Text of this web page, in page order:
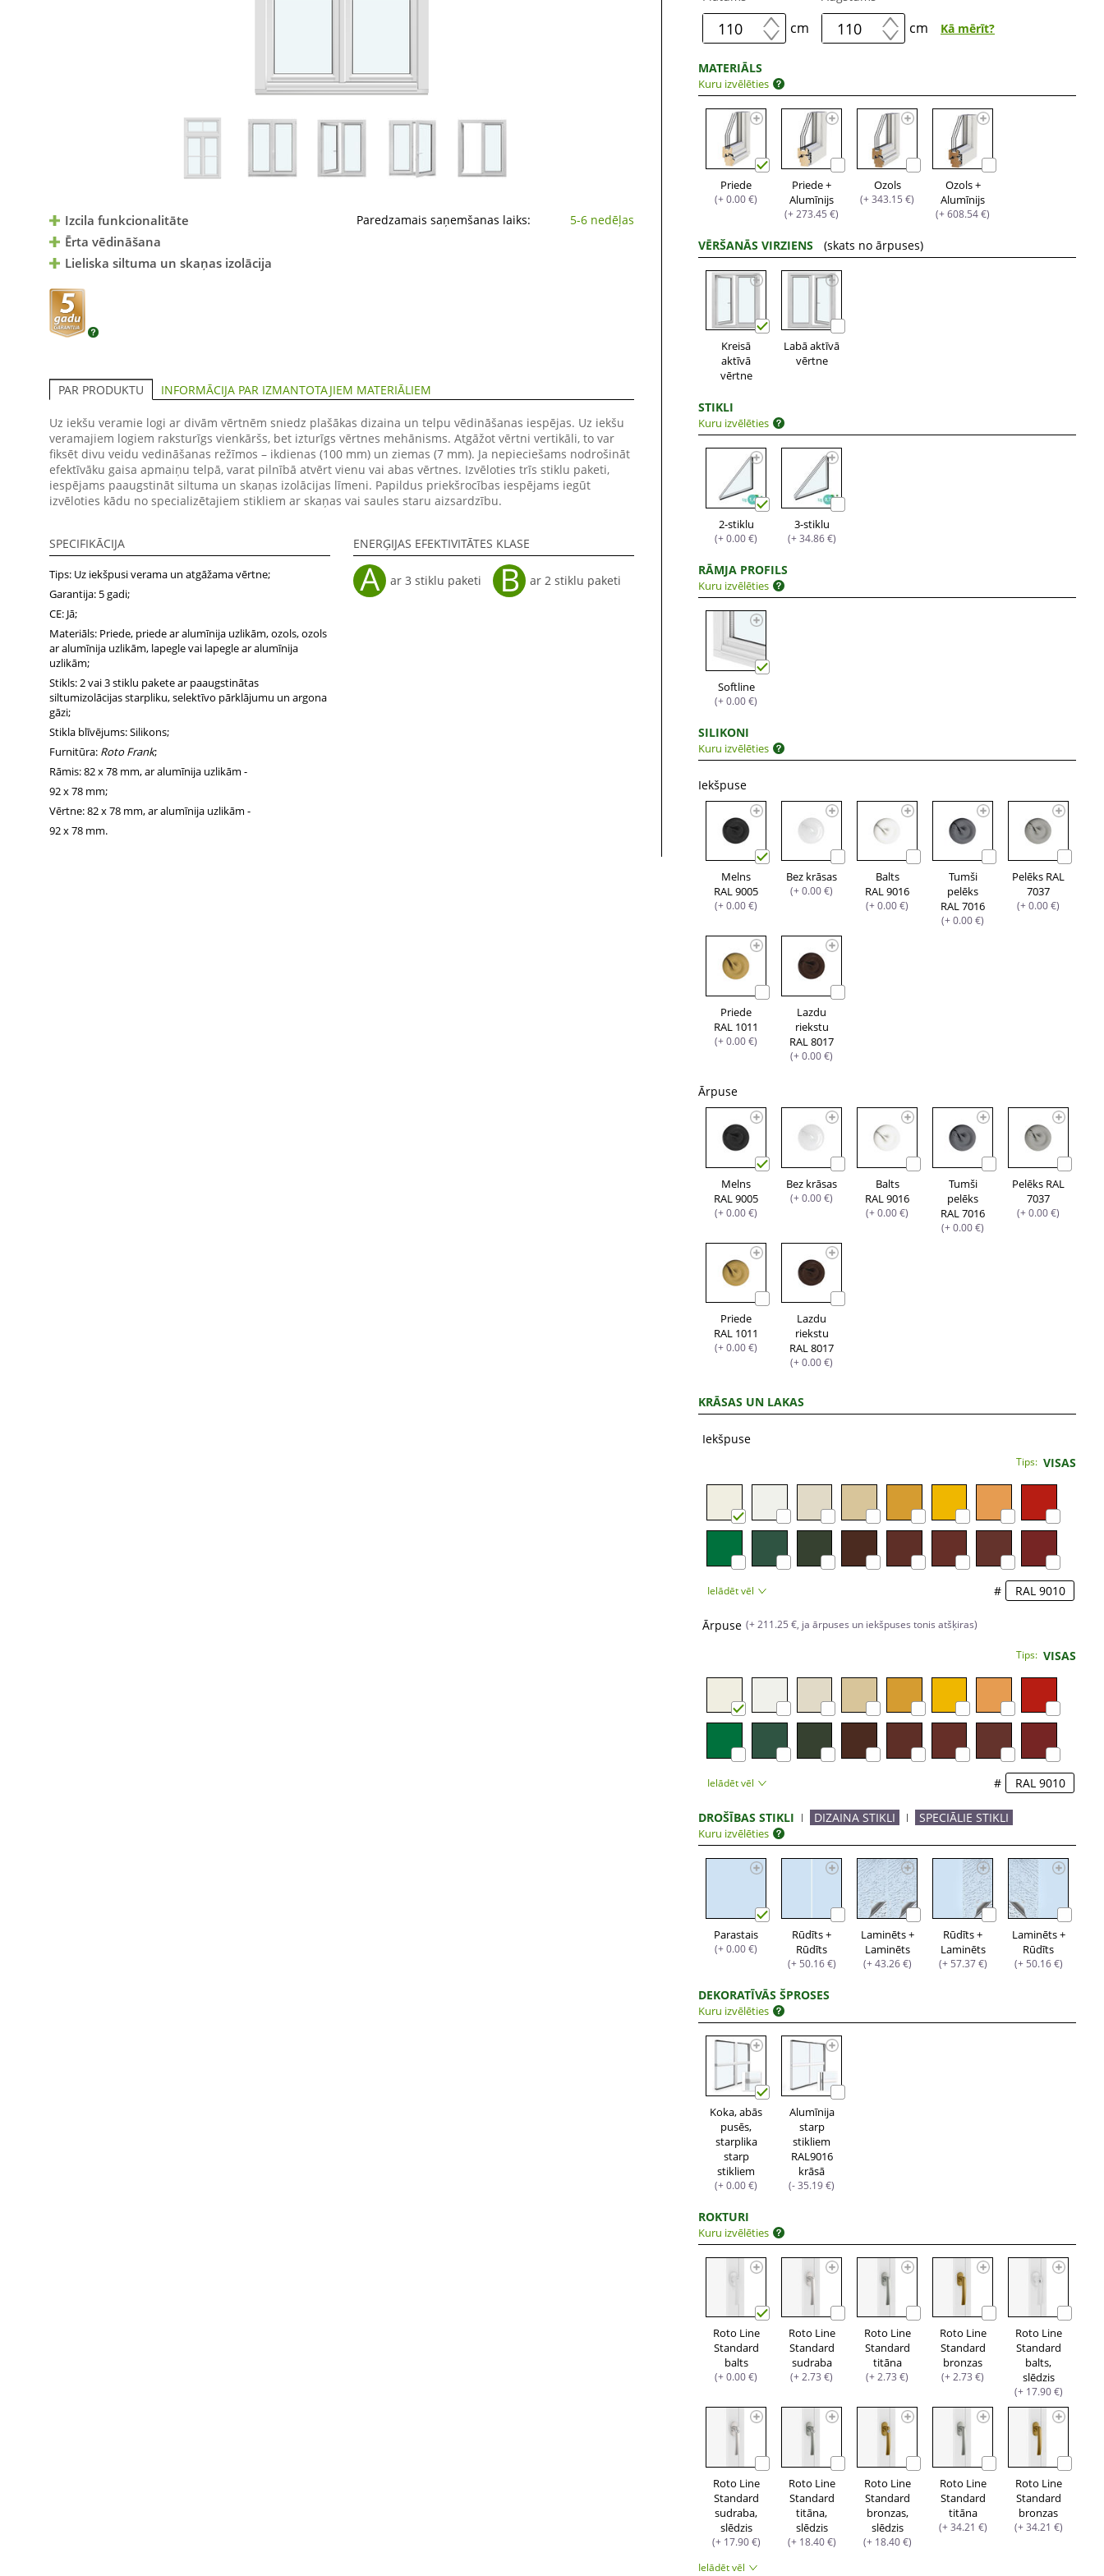
Izcila funkcionalitāte
Ērta vēdināšana
Lieliska siltuma un skaņas izolācija
Paredzamais saņemšanas laiks: 5-6 nedēļas
PAR PRODUKTU INFORMĀCIJA PAR IZMANTOTAJIEM MATERIĀLIEM
Uz iekšu veramie logi ar divām vērtnēm sniedz plašākas dizaina un telpu vēdināšanas iespējas. Uz iekšu
veramajiem logiem raksturīgs vienkāršs, bet izturīgs vērtnes mehānisms. Atgāžot vērtni vertikāli, to var
fiksēt divu veidu vedināšanas režīmos – ikdienas (100 mm) un ziemas (7 mm). Ja nepieciešams nodrošināt
efektīvāku gaisa apmaiņu telpā, varat pilnībā atvērt vienu vai abas vērtnes. Izvēloties trīs stiklu paketi,
iespējams paaugstināt siltuma un skaņas izolācijas līmeni. Papildus priekšrocības iespējams iegūt
izvēloties kādu no specializētajiem stikliem ar skaņas vai saules staru aizsardzību.
SPECIFIKĀCIJA
Tips: Uz iekšpusi verama un atgāžama vērtne;
Garantija: 5 gadi;
CE: Jā;
Materiāls: Priede, priede ar alumīnija uzlikām, ozols, ozols
ar alumīnija uzlikām, lapegle vai lapegle ar alumīnija
uzlikām;
Stikls: 2 vai 3 stiklu pakete ar paaugstinātas
siltumizolācijas starpliku, selektīvo pārklājumu un argona
gāzi;
Stikla blīvējums: Silikons;
Furnitūra: Roto Frank;
Rāmis: 82 x 78 mm, ar alumīnija uzlikām -
92 x 78 mm;
Vērtne: 82 x 78 mm, ar alumīnija uzlikām -
92 x 78 mm.
ENERĢIJAS EFEKTIVITĀTES KLASE
ar 3 stiklu paketi ar 2 stiklu paketi
cm cm Kā mērīt?
MATERIĀLS
Kuru izvēlēties
Priede
(+ 0.00 €)
Priede +
Alumīnijs
(+ 273.45 €)
Ozols
(+ 343.15 €)
Ozols +
Alumīnijs
(+ 608.54 €)
VĒRŠANĀS VIRZIENS (skats no ārpuses)
Kreisā
aktīvā
vērtne
Labā aktīvā
vērtne
STIKLI
Kuru izvēlēties
2-stiklu
(+ 0.00 €)
3-stiklu
(+ 34.86 €)
RĀMJA PROFILS
Kuru izvēlēties
Softline
(+ 0.00 €)
SILIKONI
Kuru izvēlēties
Iekšpuse
Melns
RAL 9005
(+ 0.00 €)
Bez krāsas
(+ 0.00 €)
Balts
RAL 9016
(+ 0.00 €)
Tumši
pelēks
RAL 7016
(+ 0.00 €)
Pelēks RAL
7037
(+ 0.00 €)
Priede
RAL 1011
(+ 0.00 €)
Lazdu
riekstu
RAL 8017
(+ 0.00 €)
Ārpuse
Melns
RAL 9005
(+ 0.00 €)
Bez krāsas
(+ 0.00 €)
Balts
RAL 9016
(+ 0.00 €)
Tumši
pelēks
RAL 7016
(+ 0.00 €)
Pelēks RAL
7037
(+ 0.00 €)
Priede
RAL 1011
(+ 0.00 €)
Lazdu
riekstu
RAL 8017
(+ 0.00 €)
KRĀSAS UN LAKAS
Iekšpuse
Tips: VISAS
Ielādēt vēl #
Ārpuse (+ 211.25 €, ja ārpuses un iekšpuses tonis atšķiras)
Tips: VISAS
Ielādēt vēl #
DROŠĪBAS STIKLI DIZAINA STIKLI SPECIĀLIE STIKLI
Kuru izvēlēties
Parastais
(+ 0.00 €)
Rūdīts +
Rūdīts
(+ 50.16 €)
Laminēts +
Laminēts
(+ 43.26 €)
Rūdīts +
Laminēts
(+ 57.37 €)
Laminēts +
Rūdīts
(+ 50.16 €)
DEKORATĪVĀS ŠPROSES
Kuru izvēlēties
Koka, abās
pusēs,
starplika
starp
stikliem
(+ 0.00 €)
Alumīnija
starp
stikliem
RAL9016
krāsā
(- 35.19 €)
ROKTURI
Kuru izvēlēties
Roto Line
Standard
balts
(+ 0.00 €)
Roto Line
Standard
sudraba
(+ 2.73 €)
Roto Line
Standard
titāna
(+ 2.73 €)
Roto Line
Standard
bronzas
(+ 2.73 €)
Roto Line
Standard
balts,
slēdzis
(+ 17.90 €)
Roto Line
Standard
sudraba,
slēdzis
(+ 17.90 €)
Roto Line
Standard
titāna,
slēdzis
(+ 18.40 €)
Roto Line
Standard
bronzas,
slēdzis
(+ 18.40 €)
Roto Line
Standard
titāna
(+ 34.21 €)
Roto Line
Standard
bronzas
(+ 34.21 €)
Ielādēt vēl